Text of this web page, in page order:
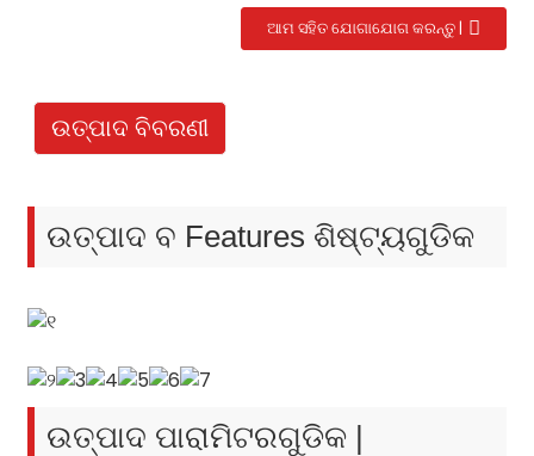
ଆମ ସହିତ ଯୋଗାଯୋଗ କରନ୍ତୁ |
ଉତ୍ପାଦ ବିବରଣୀ
ଉତ୍ପାଦ ବ Features ଶିଷ୍ଟ୍ୟଗୁଡିକ
ଉତ୍ପାଦ ପାରାମିଟରଗୁଡିକ |